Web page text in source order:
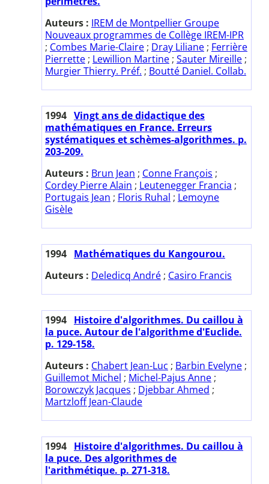
Auteurs : IREM de Montpellier Groupe
Nouveaux programmes de Collège IREM-IPR
; Combes Marie-Claire ; Dray Liliane ; Ferrière
Pierrette ; Lewillion Martine ; Sauter Mireille ;
Murgier Thierry. Préf. ; Boutté Daniel. Collab.
1994 Vingt ans de didactique des
mathématiques en France. Erreurs
systématiques et schèmes-algorithmes. p.
203-209.
Auteurs : Brun Jean ; Conne François ;
Cordey Pierre Alain ; Leutenegger Francia ;
Portugais Jean ; Floris Ruhal ; Lemoyne
Gisèle
1994 Mathématiques du Kangourou.
Auteurs : Deledicq André ; Casiro Francis
1994 Histoire d'algorithmes. Du caillou à
la puce. Autour de l'algorithme d'Euclide.
p. 129-158.
Auteurs : Chabert Jean-Luc ; Barbin Evelyne ;
Guillemot Michel ; Michel-Pajus Anne ;
Borowczyk Jacques ; Djebbar Ahmed ;
Martzloff Jean-Claude
1994 Histoire d'algorithmes. Du caillou à
la puce. Des algorithmes de
l'arithmétique. p. 271-318.